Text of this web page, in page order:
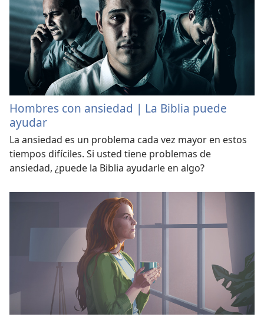
Hombres con ansiedad | La Biblia puede
ayudar
La ansiedad es un problema cada vez mayor en estos
tiempos difíciles. Si usted tiene problemas de
ansiedad, ¿puede la Biblia ayudarle en algo?